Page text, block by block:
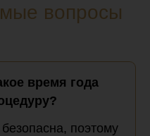
вопросы
время года
поэтому